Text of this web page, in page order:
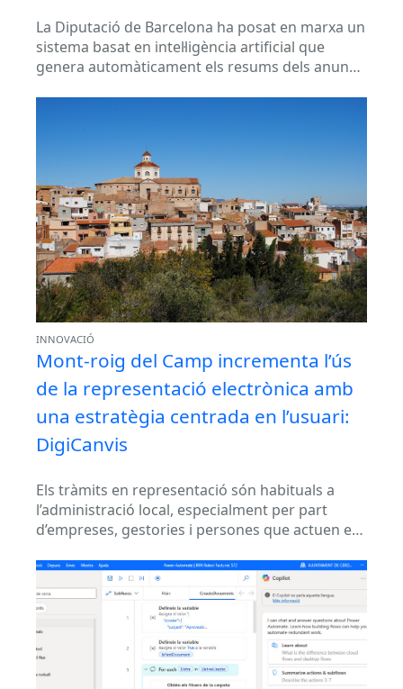
La Diputació de Barcelona ha posat en marxa un
sistema basat en intel·ligència artificial que
genera automàticament els resums dels anuncis
INNOVACIÓ
Mont-roig del Camp incrementa l’ús
de la representació electrònica amb
una estratègia centrada en l’usuari:
DigiCanvis
Els tràmits en representació són habituals a
l’administració local, especialment per part
d’empreses, gestories i persones que actuen en
aquests...